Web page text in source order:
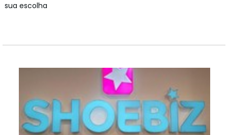
sua escolha